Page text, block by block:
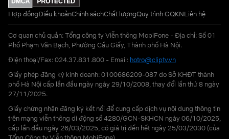
Hợp đồngĐiều khoảnChính sáchChất lượngQuy trình GQKNLiên hệ
Cơ quan chủ quản: Tổng công ty Viễn thông MobiFone - Địa chỉ: Số 01
Phố Phạm Văn Bạch, Phường Cầu Giấy, Thành phố Hà Nội.
Điện thoại/Fax: 024.37.831.800 - Email: hotro@cliptv.vn
Giấy phép đăng ký kinh doanh: 0100686209-087 do Sở KHĐT thành
phố Hà Nội cấp lần đầu ngày ngày 29/10/2008, thay đổi lần thứ 8 ngày
27/11/2025.
Giấy chứng nhận đăng ký kết nối để cung cấp dịch vụ nội dung thông tin
trên mạng viễn thông di động số 4280/GCN-SKHCN ngày 06/10/2025,
cấp lần đầu ngày 26/03/2025, có giá trị đến hết ngày 25/03/2030 (của